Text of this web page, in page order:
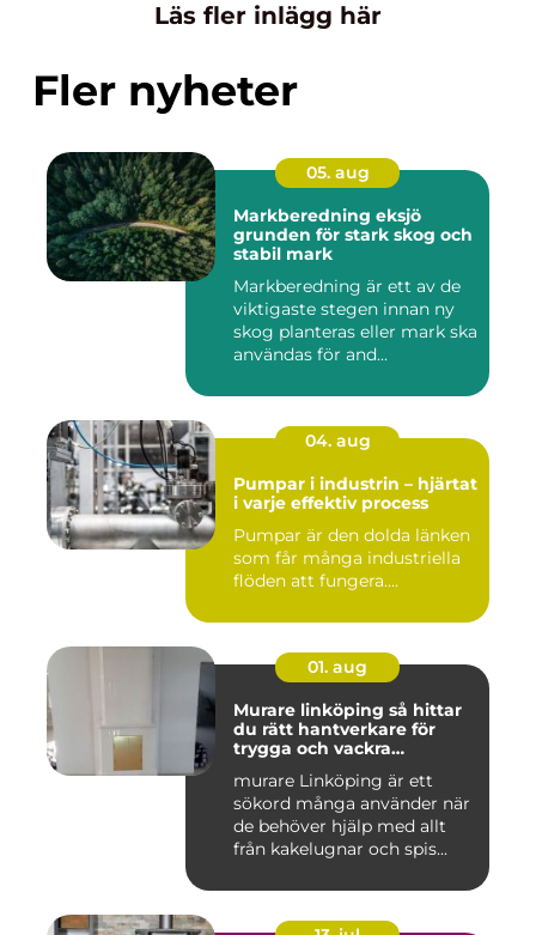
Läs fler inlägg här
Fler nyheter
05. aug
Markberedning eksjö
grunden för stark skog och
stabil mark
Markberedning är ett av de
viktigaste stegen innan ny
skog planteras eller mark ska
användas för and...
04. aug
Pumpar i industrin – hjärtat
i varje effektiv process
Pumpar är den dolda länken
som får många industriella
flöden att fungera....
01. aug
Murare linköping så hittar
du rätt hantverkare för
trygga och vackra
murare Linköping är ett
sökord många använder när
de behöver hjälp med allt
från kakelugnar och spis...